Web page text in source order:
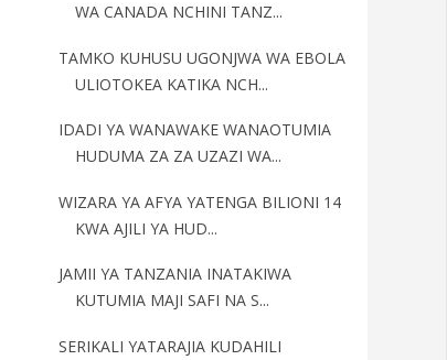
WA CANADA NCHINI TANZ...
TAMKO KUHUSU UGONJWA WA EBOLA
ULIOTOKEA KATIKA NCH...
IDADI YA WANAWAKE WANAOTUMIA
HUDUMA ZA ZA UZAZI WA...
WIZARA YA AFYA YATENGA BILIONI 14
KWA AJILI YA HUD...
JAMII YA TANZANIA INATAKIWA
KUTUMIA MAJI SAFI NA S...
SERIKALI YATARAJIA KUDAHILI